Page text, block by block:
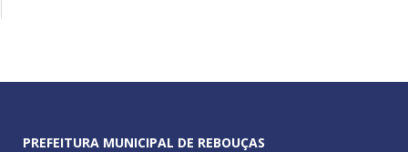
PREFEITURA MUNICIPAL DE REBOUÇAS